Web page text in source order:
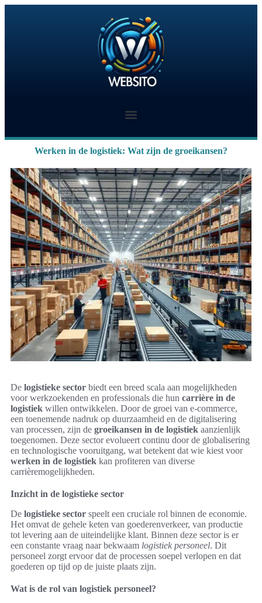
Werken in de logistiek: Wat zijn de groeikansen?
De logistieke sector biedt een breed scala aan mogelijkheden
voor werkzoekenden en professionals die hun carrière in de
logistiek willen ontwikkelen. Door de groei van e-commerce,
een toenemende nadruk op duurzaamheid en de digitalisering
van processen, zijn de groeikansen in de logistiek aanzienlijk
toegenomen. Deze sector evolueert continu door de globalisering
en technologische vooruitgang, wat betekent dat wie kiest voor
werken in de logistiek kan profiteren van diverse
carrièremogelijkheden.
Inzicht in de logistieke sector
De logistieke sector speelt een cruciale rol binnen de economie.
Het omvat de gehele keten van goederenverkeer, van productie
tot levering aan de uiteindelijke klant. Binnen deze sector is er
een constante vraag naar bekwaam logistiek personeel. Dit
personeel zorgt ervoor dat de processen soepel verlopen en dat
goederen op tijd op de juiste plaats zijn.
Wat is de rol van logistiek personeel?